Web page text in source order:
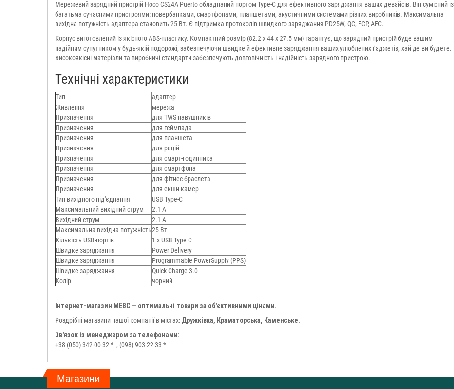
Мережевий зарядний пристрій Hoco CS24A Puerto обладнаний портом Type-C для ефективного заряджання ваших девайсів. Він сумісний із
багатьма сучасними пристроями: повербанками, смартфонами, планшетами, акустичними системами різних виробників. Максимальна
вихідна потужність адаптера становить 25 Вт. Є підтримка протоколів швидкого заряджання PD25W, QC, FCP, AFC.
Корпус виготовлений із якісного ABS-пластику. Компактний розмір (82.2 х 44 х 27.5 мм) гарантує, що зарядний пристрій буде вашим
надійним супутником у будь-якій подорожі, забезпечуючи швидке й ефективне заряджання ваших улюблених ґаджетів, хай де ви будете.
Високоякісні матеріали та виробничі стандарти забезпечують довговічність і надійність зарядного пристрою.
Технічні характеристики
Тип
адаптер
Живлення
мережа
Призначення
для TWS навушників
Призначення
для геймпада
Призначення
для планшета
Призначення
для рацій
Призначення
для смарт-годинника
Призначення
для смартфона
Призначення
для фітнес-браслета
Призначення
для екшн-камер
Тип вихідного під'єднання
USB Type-C
Максимальний вихідний струм
2.1 А
Вихідний струм
2.1 A
Максимальна вихідна потужність25 Вт
Кількість USB-портів
1 x USB Type C
Швидке заряджання
Power Delivery
Швидке заряджання
Programmable PowerSupply (PPS)
Швидке заряджання
Quick Charge 3.0
Колір
чорний
Інтернет-магазин МЕВС — оптимальні товари за об'єктивними цінами.
Роздрібні магазини нашої компанії в містах: Дружківка, Краматорська, Каменське.
Зв'язок із менеджером за телефонами:
+38 (050) 342-00-32 * , (098) 903-22-33 *
Магазини